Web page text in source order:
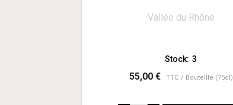
Vallée du Rhône
Stock: 3
55,00 € TTC Bouteille (75cl)